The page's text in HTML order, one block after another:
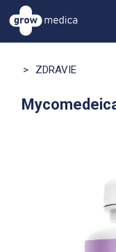
> ZDRAVIE